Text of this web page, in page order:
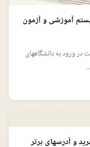
آموزشی و آزمون
در ورود به دانشگاههای